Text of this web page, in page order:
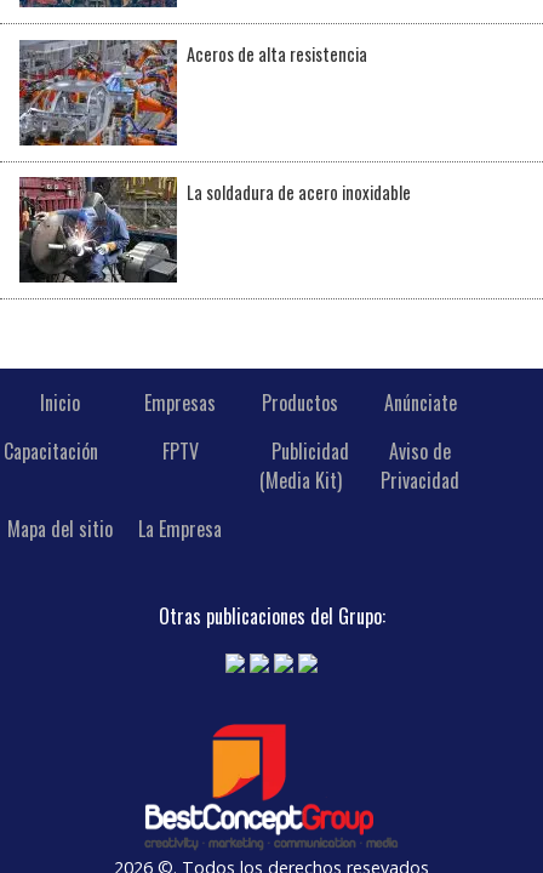
Aceros de alta resistencia
La soldadura de acero inoxidable
Inicio Empresas Productos
Anúnciate
Capacitación
FPTV
Publicidad
(Media Kit)
Aviso de
Privacidad
Mapa del sitio
La Empresa
Otras publicaciones del Grupo:
2026 ©. Todos los derechos resevados